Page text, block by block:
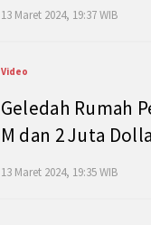
13 Maret 2024, 19:37 WIB
Video
Geledah Rumah
M dan 2 Juta
13 Maret 2024, 19:35 WIB